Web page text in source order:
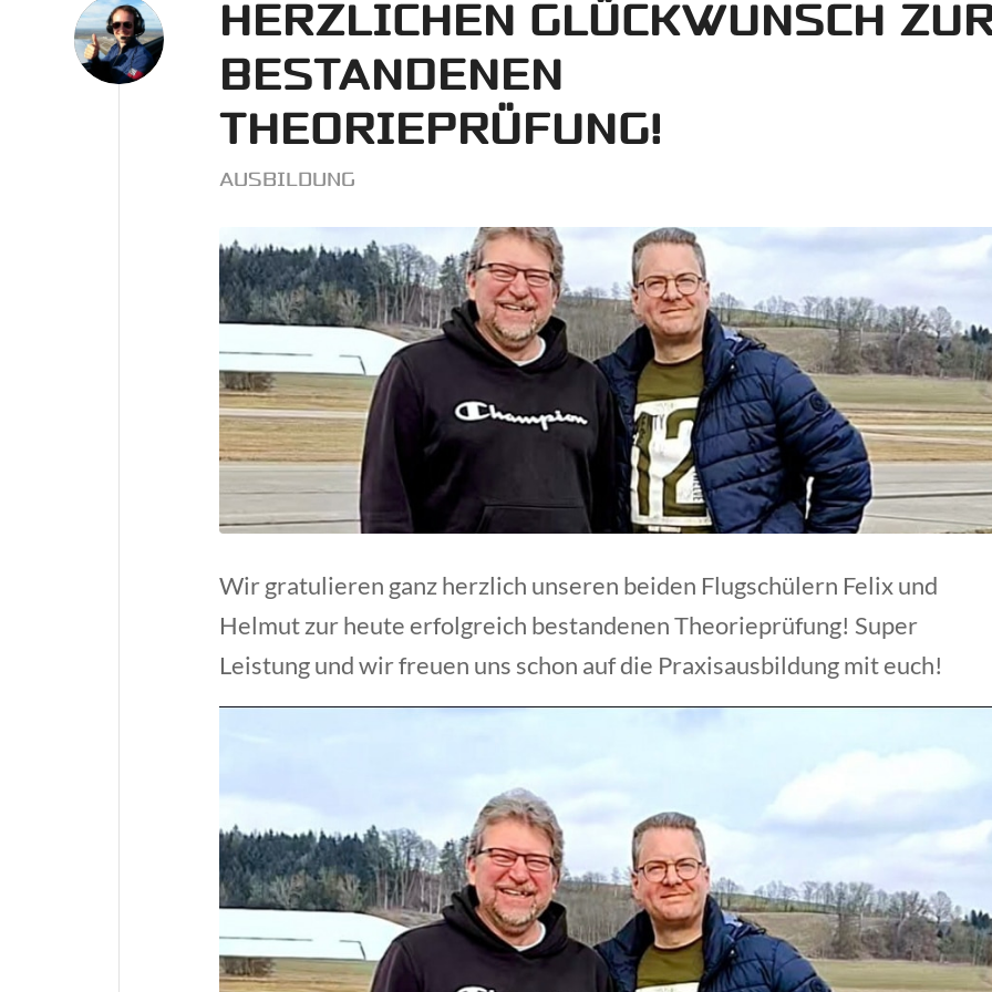
HERZLICHEN GLÜCKWUNSCH
BESTANDENEN
THEORIEPRÜFUNG!
AUSBILDUNG
Wir gratulieren ganz herzlich unseren beiden Flugschülern Felix und
Helmut zur heute erfolgreich bestandenen Theorieprüfung! Super
Leistung und wir freuen uns schon auf die Praxisausbildung mit euch!